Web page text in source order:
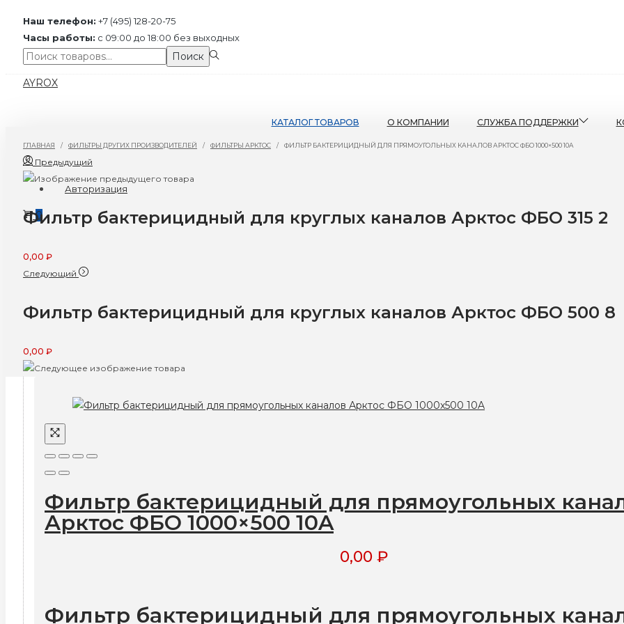
Наш телефон: +7 (495) 128-20-75
Часы работы: с 09:00 до 18:00 без выходных
Поиск:>
Поиск
Перейти
Перейти
AYROX
КАТАЛОГ ТОВАРОВ О КОМПАНИИ СЛУЖБА ПОДДЕРЖКИ
Авторизация
0
ГЛАВНАЯ / ФИЛЬТРЫ ДРУГИХ ПРОИЗВОДИТЕЛЕЙ / ФИЛЬТРЫ АРКТОС / ФИЛЬТР БАКТЕРИЦИДНЫЙ ДЛЯ ПРЯМОУГОЛЬНЫХ КАНАЛОВ АРКТОС ФБО 1000×500 10A
Предыдущий
Фильтр бактерицидный для круглых каналов Арктос ФБО 315 2
0,00 ₽
Следующий
Фильтр бактерицидный для круглых каналов Арктос ФБО 500 8
0,00 ₽
Фильтр бактерицидный для прямоугольных
Арктос ФБО 1000×500 10A
0,00 ₽
Фильтр бактерицидный для прямоугольных